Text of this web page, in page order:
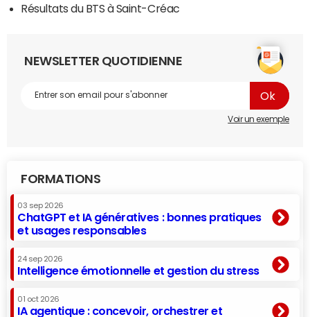
Résultats du BTS à Saint-Créac
NEWSLETTER QUOTIDIENNE
Voir un exemple
FORMATIONS
03 sep 2026
ChatGPT et IA génératives : bonnes pratiques
et usages responsables
24 sep 2026
Intelligence émotionnelle et gestion du stress
01 oct 2026
IA agentique : concevoir, orchestrer et